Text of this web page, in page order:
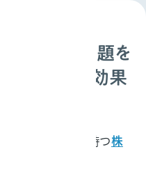
護の採用問題を
ポイントと効果
、全国に拠点を持つ株